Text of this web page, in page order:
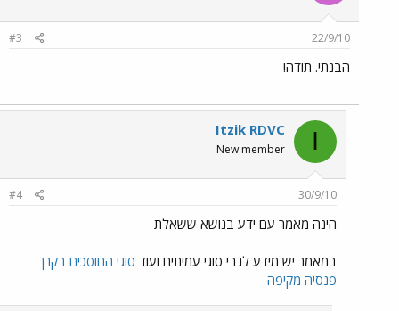
22/9/10
#3
הבנתי. תודה!
I
Itzik RDVC
New member
30/9/10
#4
הינה מאמר עם ידע בנושא ששאלת
במאמר יש מידע לגבי סוגי עמיתים ועוד סוגי החוסכים בקרן
פנסיה מקיפה